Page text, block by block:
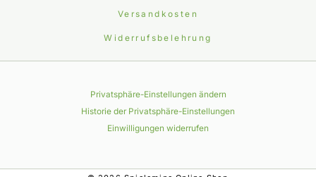
Versandkosten
Widerrufsbelehrung
Privatsphäre-Einstellungen ändern
Historie der Privatsphäre-Einstellungen
Einwilligungen widerrufen